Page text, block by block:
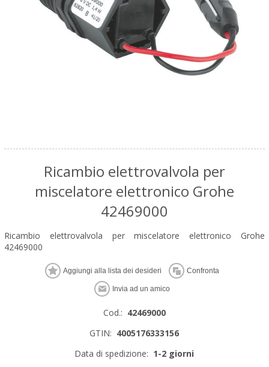
Ricambio elettrovalvola per
miscelatore elettronico Grohe
42469000
Ricambio elettrovalvola per miscelatore elettronico Grohe
42469000
Cod.: 42469000
GTIN: 4005176333156
Data di spedizione: 1-2 giorni